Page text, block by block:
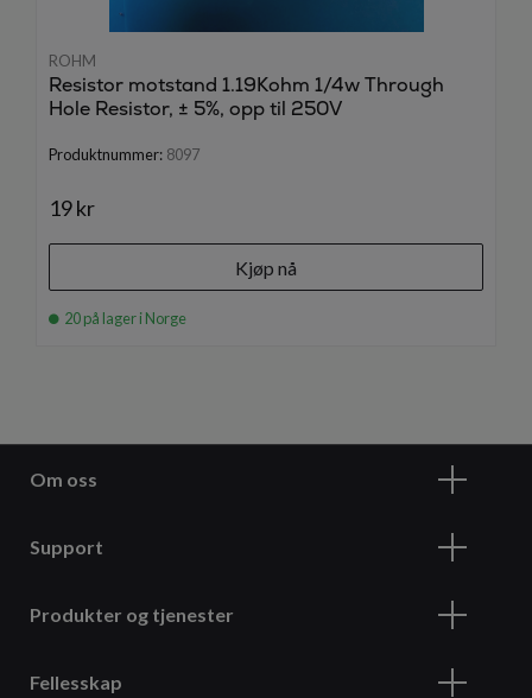
ROHM
Resistor motstand 1.19Kohm 1/4w Through
Hole Resistor, ± 5%, opp til 250V
Produktnummer: 8097
19 kr
Kjøp nå
20 på lager i Norge
Om oss
Support
Produkter og tjenester
Fellesskap